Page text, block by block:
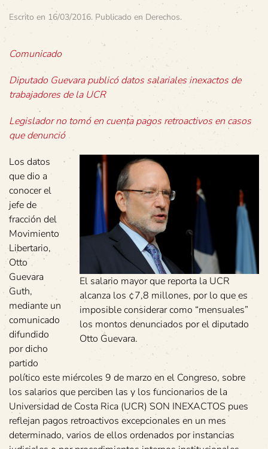
Escrito en 16/03/2016. Publicado en Derechos.
Comunicado
Diputado Guevara publicó datos salariales inexactos de
trabajadores de la UCR
Legislador no tomó en cuenta pagos retroactivos en casos
que denunció
El salario mayor que reporta la UCR
alcanza los ¢7,8 millones, por lo que es
imposible considerar como “mensuales”
los montos denunciados por el diputado
Otto Guevara.
Los datos
que dio a
conocer el
jefe de
fracción del
Movimiento
Libertario,
Otto
Guevara
Guth,
mediante un
comunicado
difundido
por dicho
partido
político este miércoles 9 de marzo en el Congreso, sobre
los salarios que perciben las y los funcionarios de la
Universidad de Costa Rica (UCR) SON INEXACTOS pues
reflejan pagos retroactivos excepcionales en un mes
determinado, varios de ellos ordenados por instancias